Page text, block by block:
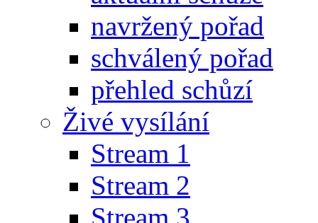
navržený pořad
schválený pořad
přehled schůzí
Živé vysílání
Stream 1
Stream 2
Stream 3